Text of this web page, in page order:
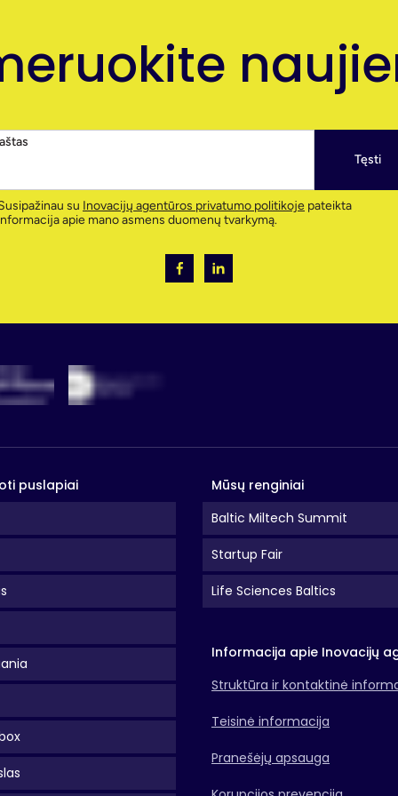
Tęsti
su Inovacijų agentūros privatumo politikoje pateikta
apie mano asmens duomenų tvarkymą.
puslapiai
Mūsų renginiai
Baltic Miltech Summit
Startup Fair
Life Sciences Baltics
Informacija apie Inovacijų
Struktūra ir kontaktinė
Teisinė informacija
Pranešėjų apsauga